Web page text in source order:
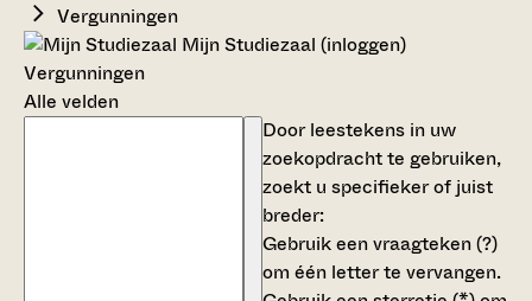
Vergunningen
Mijn Studiezaal (inloggen)
Vergunningen
Alle velden
Door leestekens in uw
zoekopdracht te gebruiken,
zoekt u specifieker of juist
breder:
Gebruik eenvraagteken (?)
om één letter te vervangen.